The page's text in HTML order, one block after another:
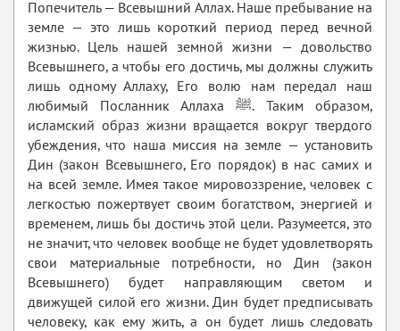
Попечитель — Всевышний Аллах. Наше пребывание на
земле — это лишь короткий период перед вечной
жизнью. Цель нашей земной жизни — довольство
Всевышнего, а чтобы его достичь, мы должны служить
лишь одному Аллаху, Его волю нам передал наш
любимый Посланник Аллаха ﷺ. Таким образом,
исламский образ жизни вращается вокруг твердого
убеждения, что наша миссия на земле — установить
Дин (закон Всевышнего, Его порядок) в нас самих и
на всей земле. Имея такое мировоззрение, человек с
легкостью пожертвует своим богатством, энергией и
временем, лишь бы достичь этой цели. Разумеется, это
не значит, что человек вообще не будет удовлетворять
свои материальные потребности, но Дин (закон
Всевышнего) будет направляющим светом и
движущей силой его жизни. Дин будет предписывать
человеку, как ему жить, а он будет лишь следовать